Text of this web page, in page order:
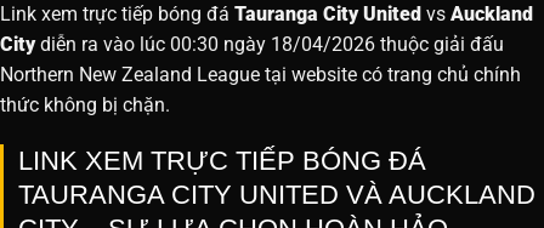
Link xem trực tiếp bóng đá Tauranga City United vs Auckland
Citydiễn ra vào lúc 00:30 ngày 18/04/2026 thuộc giải đấu
Northern New Zealand League tại website có trang chủ chính
thức không bị chặn.
LINK XEM TRỰC TIẾP BÓNG ĐÁ
TAURANGA CITY UNITED VÀ AUCKLAND